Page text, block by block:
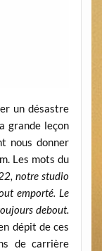
un désastre
grande leçon
nous donner
Les mots du
notre studio
emporté. Le
debout.
dépit de ces
de carrière